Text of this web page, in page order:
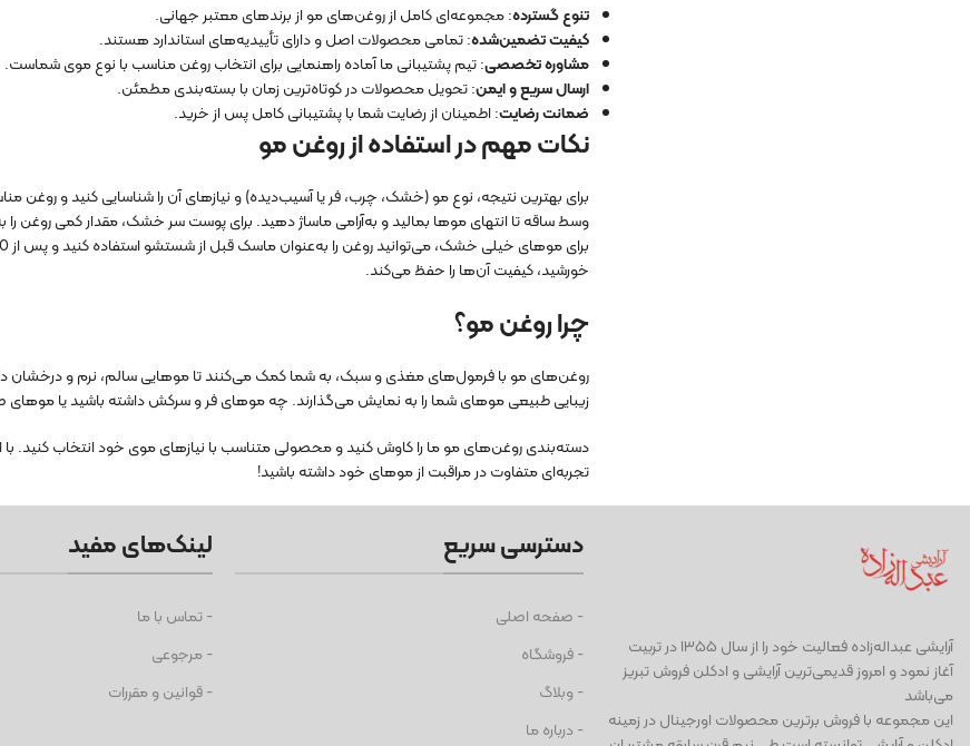
تنوع گسترده: مجموعه‌ای کامل از روغن‌های مو از برندهای معتبر جهانی.
کیفیت تضمین‌شده: تمامی محصولات اصل و دارای تأییدیه‌های استاندارد هستند.
مشاوره تخصصی: تیم پشتیبانی ما آماده راهنمایی برای انتخاب روغن مناسب با نوع موی شماست.
ارسال سریع و ایمن: تحویل محصولات در کوتاه‌ترین زمان با بسته‌بندی مطمئن.
ضمانت رضایت: اطمینان از رضایت شما با پشتیبانی کامل پس از خرید.
نکات مهم در استفاده از روغن مو
برای بهترین نتیجه، نوع مو (خشک، چرب، فر یا آسیب‌دیده) و نیازهای آن را شناسایی کنید و روغن
وسط ساقه تا انتهای موها بمالید و به‌آرامی ماساژ دهید. برای پوست سر خشک، مقدار کمی روغن
خورشید، کیفیت آن‌ها را حفظ می‌کند.
چرا روغن مو؟
روغن‌های مو با فرمول‌های مغذی و سبک، به شما کمک می‌کنند تا موهایی سالم، نرم و درخشان
زیبایی طبیعی موهای شما را به نمایش می‌گذارند. چه موهای فر و سرکش داشته باشید یا
دسته‌بندی روغن‌های مو ما را کاوش کنید و محصولی متناسب با نیازهای موی خود انتخاب کنید.
تجربه‌ای متفاوت در مراقبت از موهای خود داشته باشید!
آرايشی عبداله‌زاده فعاليت خود را از سال ۱۳۵۵ در تربیت
آغاز نمود و امروز قدیمی‌ترین آرایشی و ادكلن فروش تبریز
می‌باشد
این مجموعه با فروش برترین محصولات اورجینال در زمینه
دسترسی سریع
- صفحه اصلی
- فروشگاه
- وبلاگ
- درباره ما
لینک‌های مفید
- تماس با ما
- مرجوعی
- قوانین و مقررات